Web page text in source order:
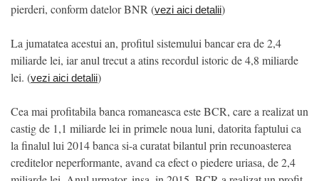
pierderi, conform datelor BNR (vezi aici detalii)
La jumatatea acestui an, profitul sistemului bancar era de 2,4
miliarde lei, iar anul trecut a atins recordul istoric de 4,8 miliarde
lei. (vezi aici detalii)
Cea mai profitabila banca romaneasca este BCR, care a realizat un
castig de 1,1 miliarde lei in primele noua luni, datorita faptului ca
la finalul lui 2014 banca si-a curatat bilantul prin recunoasterea
creditelor neperformante, avand ca efect o piedere uriasa, de 2,4